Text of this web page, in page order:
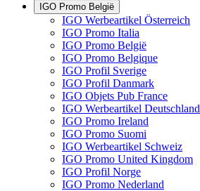
IGO Promo België
IGO Werbeartikel Österreich
IGO Promo Italia
IGO Promo België
IGO Promo Belgique
IGO Profil Sverige
IGO Profil Danmark
IGO Objets Pub France
IGO Werbeartikel Deutschland
IGO Promo Ireland
IGO Promo Suomi
IGO Werbeartikel Schweiz
IGO Promo United Kingdom
IGO Profil Norge
IGO Promo Nederland